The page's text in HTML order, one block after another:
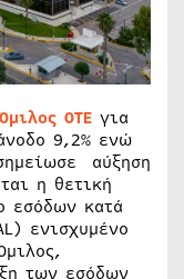
Όμιλος ΟΤΕ για
9,2% ενώ
αύξηση
η θετική
εσόδων κατά
ενισχυμένο
των εσόδων